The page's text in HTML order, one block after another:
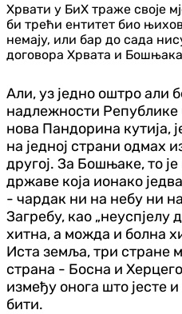
Хрвати у БиХ траже своје
би трећи ентитет био
немају, или бар до сада
договора Хрвата и
Али, уз једно оштро али
надлежности
нова Пандорина кутија,
на једној страни одмах
другој. За Бошњаке, то
државе која ионако
- чардак ни на небу ни
Загребу, као „неуспјелу
хитна, а можда и болна
Иста земља, три стране
страна - Босна и
између онога што јесте
бити.